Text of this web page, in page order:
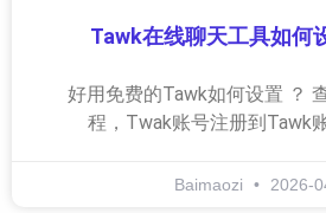
Tawk在线聊天工具如何
好用免费的Tawk如何设置 ？
程，Twak账号注册到Tawk
Baimaozi 2026-